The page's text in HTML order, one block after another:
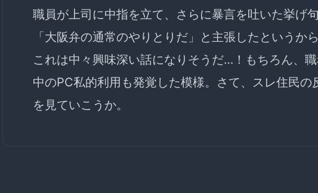
職員が上司に中指を立て、さらに暴言を吐いた挙げ
「大阪弁の通常のやりとりだ」と主張したというか
これは中々興味深い話になりそうだ…！もちろん、
中のPC私的利用も発覚した模様。さて、スレ住民の
を見ていこうか。